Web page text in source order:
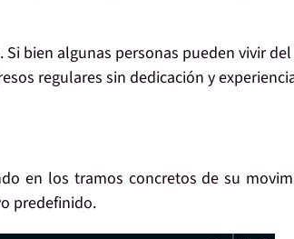
bien algunas personas pueden vivir del
regulares sin dedicación y
en los tramos concretos de su
predefinido.